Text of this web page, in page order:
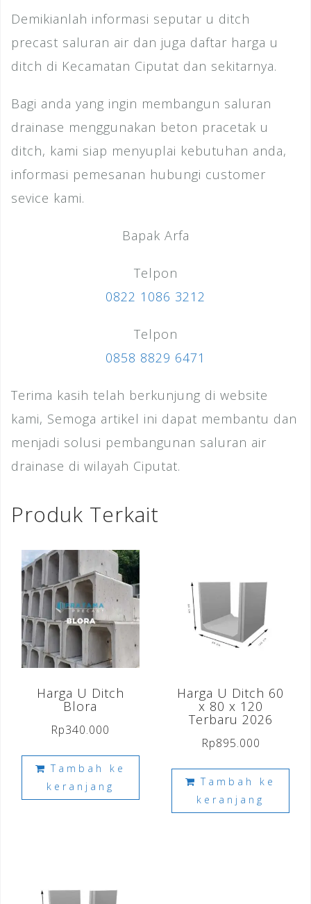
Demikianlah informasi seputar u ditch
precast saluran air dan juga daftar harga u
ditch di Kecamatan Ciputat dan sekitarnya.
Bagi anda yang ingin membangun saluran
drainase menggunakan beton pracetak u
ditch, kami siap menyuplai kebutuhan anda,
informasi pemesanan hubungi customer
sevice kami.
Bapak Arfa
Telpon
0822 1086 3212
Telpon
0858 8829 6471
Terima kasih telah berkunjung di website
kami, Semoga artikel ini dapat membantu dan
menjadi solusi pembangunan saluran air
drainase di wilayah Ciputat.
Produk Terkait
Harga U Ditch
Blora
Rp340.000
Tambah ke
keranjang
Harga U Ditch 60
x 80 x 120
Terbaru 2026
Rp895.000
Tambah ke
keranjang